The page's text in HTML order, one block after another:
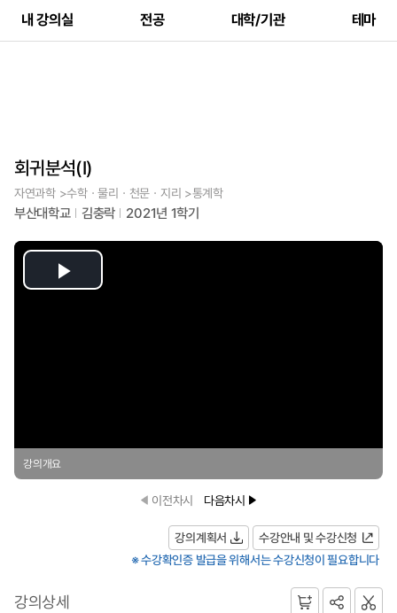
내 강의실 전공 대학/기관 테마
회귀분석(I)
자연과학 >수학ㆍ물리ㆍ천문ㆍ지리 >통계학
부산대학교 김충락 2021년 1학기
Play
강의개요
이전차시 다음차시
강의계획서
수강안내 및 수강신청
※ 수강확인증 발급을 위해서는 수강신청이 필요합니다
강의상세